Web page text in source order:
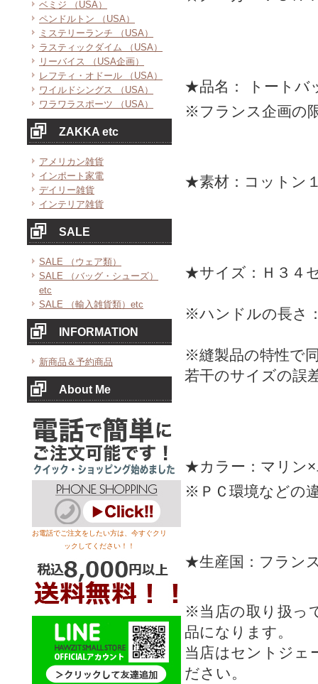
ベミジ （USA）
ペンドルトン （USA）
ミステリーランチ （USA）
ラスティックダイム （USA）
リーバイス （USA企画）
レフティ・オドール （USA）
ワイルドシングス （USA）
ワラワラスポーツ （USA）
ZAKKA etc
アメリカン雑貨
インポート家電
デイリー雑貨
インテリア雑貨
SALE
SALE （ウェア類）
SALE （バッグ・シューズ）
etc
SALE （輸入雑貨類）etc
INFORMATION
新商品＆予約商品
About Me
お電話でご注文をしたい方は、今すぐクリ
ックしてください！！
★品名： トートバ
※フランス企画の
★素材：コットン
★サイズ：Ｈ３４
※ハンドルの長さ
※縫製品の特性で
若干のサイズの誤
★カラー：マリン
※ＰＣ環境などの
★生産国：フラン
※当店の取り扱っ
品になります。
当店はセントジェ
ださい。